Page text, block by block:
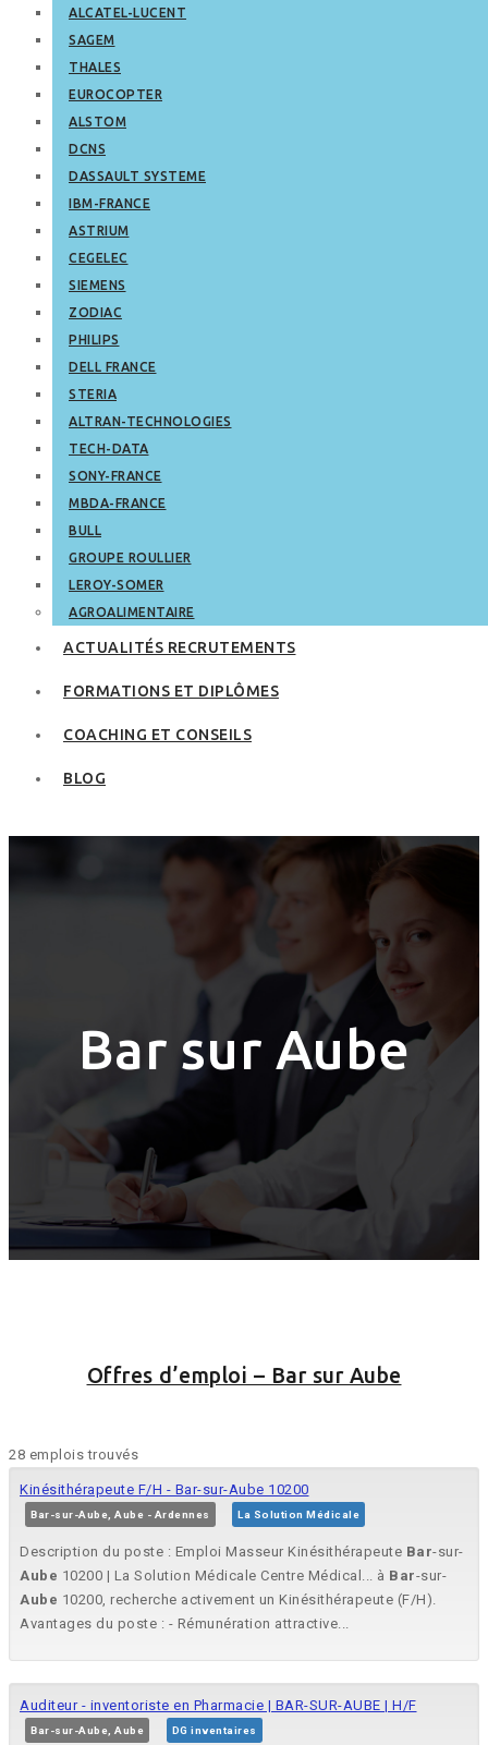
ALCATEL-LUCENT
SAGEM
THALES
EUROCOPTER
ALSTOM
DCNS
DASSAULT SYSTEME
IBM-FRANCE
ASTRIUM
CEGELEC
SIEMENS
ZODIAC
PHILIPS
DELL FRANCE
STERIA
ALTRAN-TECHNOLOGIES
TECH-DATA
SONY-FRANCE
MBDA-FRANCE
BULL
GROUPE ROULLIER
LEROY-SOMER
AGROALIMENTAIRE
ACTUALITÉS RECRUTEMENTS
FORMATIONS ET DIPLÔMES
COACHING ET CONSEILS
BLOG
Bar sur Aube
Offres d’emploi – Bar sur Aube
28 emplois trouvés
Kinésithérapeute F/H - Bar-sur-Aube 10200
Bar-sur-Aube, Aube - Ardennes La Solution Médicale
Description du poste : Emploi Masseur Kinésithérapeute Bar-sur-
Aube 10200 | La Solution Médicale Centre Médical... à Bar-sur-
Aube 10200, recherche activement un Kinésithérapeute (F/H).
Avantages du poste : - Rémunération attractive...
Auditeur - inventoriste en Pharmacie | BAR-SUR-AUBE | H/F
Bar-sur-Aube, Aube DG inventaires